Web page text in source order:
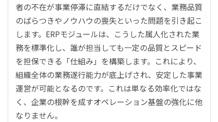
者の不在が事業停滞に直結するだけでなく、業務品質
のばらつきやノウハウの喪失といった問題を引き起こ
します。ERPモジュールは、こうした属人化された業
務を標準化し、誰が担当しても一定の品質とスピード
を担保できる「仕組み」を構築します。これにより、
組織全体の業務遂行能力が底上げされ、安定した事業
運営が可能となるのです。これは単なる効率化ではな
く、企業の根幹を成すオペレーション基盤の強化に他
なりません。